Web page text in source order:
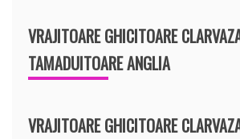
VRAJITOARE GHICITOARE
TAMADUITOARE ANGLIA
VRAJITOARE GHICITOARE